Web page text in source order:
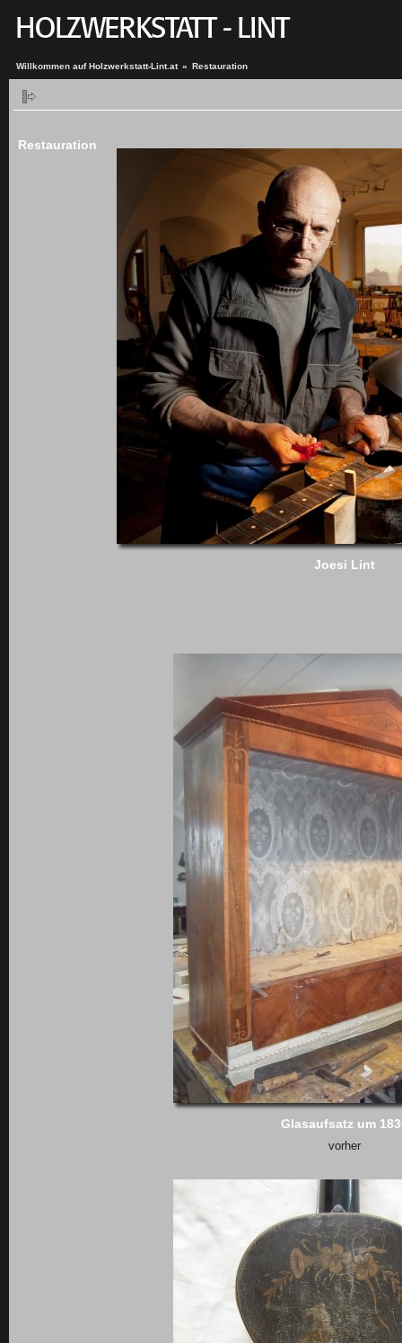
Willkommen auf Holzwerkstatt-Lint.at » Restauration
Restauration
Joesi Lint
Glasaufsatz um
vorher